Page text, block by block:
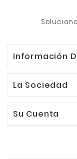
Información
La Sociedad
Su Cuenta